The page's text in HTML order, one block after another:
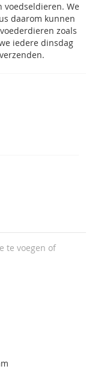
voedseldieren. We
daarom kunnen
zoals
iedere dinsdag
te voegen of